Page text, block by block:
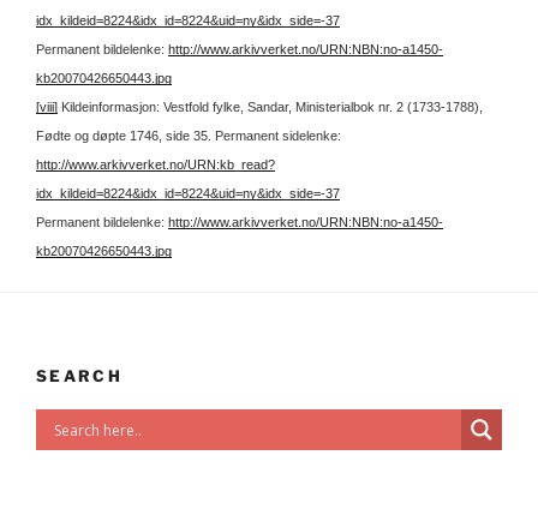
idx_kildeid=8224&idx_id=8224&uid=ny&idx_side=-37
Permanent bildelenke: http://www.arkivverket.no/URN:NBN:no-a1450-
kb20070426650443.jpg
[viii] Kildeinformasjon: Vestfold fylke, Sandar, Ministerialbok nr. 2 (1733-1788),
Fødte og døpte 1746, side 35. Permanent sidelenke:
http://www.arkivverket.no/URN:kb_read?
idx_kildeid=8224&idx_id=8224&uid=ny&idx_side=-37
Permanent bildelenke: http://www.arkivverket.no/URN:NBN:no-a1450-
kb20070426650443.jpg
SEARCH